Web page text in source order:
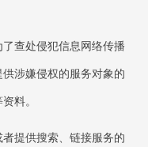
查处侵犯信息网络传播
涉嫌侵权的服务对象的
料。
提供搜索、链接服务的